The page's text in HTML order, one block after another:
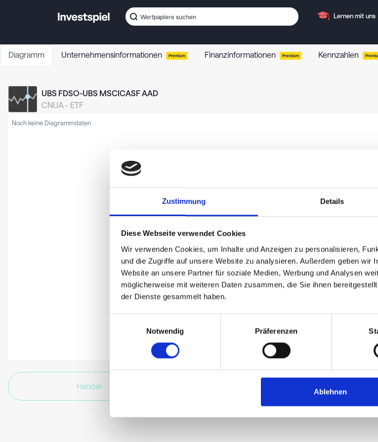
Zustimmung Details
Diese Webseite verwendet Cookies
Wir verwenden Cookies, um Inhalte und Anzeigen zu personalisieren,
und die Zugriffe auf unsere Website zu analysieren. Außerdem geben wir
Website an unsere Partner für soziale Medien, Werbung und Analysen
möglicherweise mit weiteren Daten zusammen, die Sie ihnen
der Dienste gesammelt haben.
Notwendig
Präferenzen
Ablehnen
Lernen mit uns
Diagramm Unternehmensinformationen Premium Finanzinformationen Premium Kennzahlen
UBS FDSO-UBS MSCICASF AAD
CNUA - ETF
Noch keine Diagrammdaten
Handel